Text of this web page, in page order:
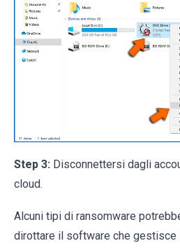
Step 3: Disconnettersi dagli
cloud.
Alcuni tipi di ransomware
dirottare il software che gestisce